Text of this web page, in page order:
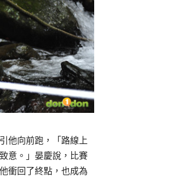
他向前跑，「路線上
意。」晏慶說，比賽
衝回了終點，也成為